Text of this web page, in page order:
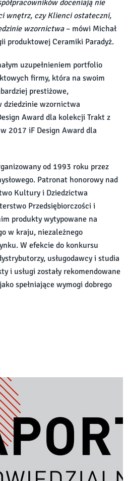
doceniają nie
wnętrz, czy Klienci ostateczni,
wzornictwa– mówi Michał
produktowej Ceramiki Paradyż.
uzupełnieniem portfolio
firmy, która na swoim
prestiżowe,
dziedzinie wzornictwa
Award dla kolekcji Trakt z
2017 iF Design Award dla
od 1993 roku przez
Patronat honorowy nad
Kultury i Dziedzictwa
Przedsiębiorczości i
produkty wytypowane na
w kraju, niezależnego
W efekcie do konkursu
usługodawcy i studia
i usługi zostały rekomendowane
spełniające wymogi dobrego